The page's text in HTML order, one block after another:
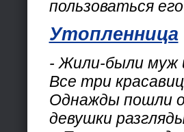
пользоваться
Утопленница
- Жили-были муж
Все три
Однажды пошли
девушки